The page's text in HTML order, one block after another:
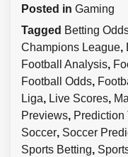
Posted in Gaming
Tagged Betting
Champions League,
Football Analysis,
Football Odds,
Liga, Live Scores,
Previews, Prediction
Soccer, Soccer
Sports Betting,